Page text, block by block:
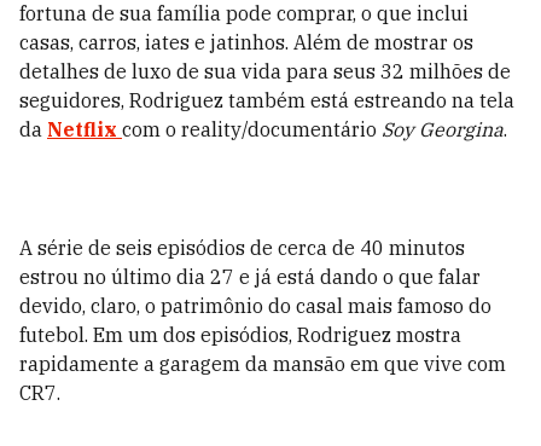
fortuna de sua família pode comprar, o que inclui
casas, carros, iates e jatinhos. Além de mostrar os
detalhes de luxo de sua vida para seus 32 milhões de
seguidores, Rodriguez também está estreando na tela
da Netflix com o reality/documentário Soy Georgina.
A série de seis episódios de cerca de 40 minutos
estrou no último dia 27 e já está dando o que falar
devido, claro, o patrimônio do casal mais famoso do
futebol. Em um dos episódios, Rodriguez mostra
rapidamente a garagem da mansão em que vive com
CR7.